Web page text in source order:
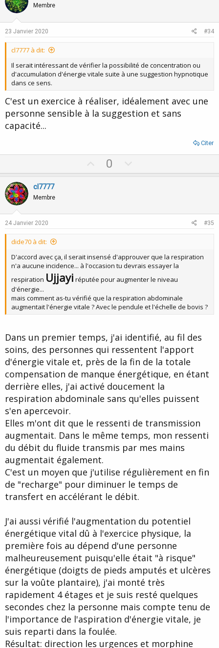
Membre
23 Janvier 2020 #34
cl7777 à dit:
Il serait intéressant de vérifier la possibilité de concentration ou
d'accumulation d'énergie vitale suite à une suggestion hypnotique
dans ce sens.
C'est un exercice à réaliser, idéalement avec une
personne sensible à la suggestion et sans
capacité...
Citer
p
t
0
o
v
cl7777
Membre
24 Janvier 2020 #35
dide70 à dit:
D'accord avec ça, il serait insensé d'approuver que la respiration
n'a aucune incidence... à l'occasion tu devrais essayer la
respiration Ujjayi réputée pour augmenter le niveau
d'énergie...
mais comment as-tu vérifié que la respiration abdominale
augmentait l'énergie vitale ? Avec le pendule et l'échelle de bovis ?
Dans un premier temps, j'ai identifié, au fil des
soins, des personnes qui ressentent l'apport
d'énergie vitale et, près de la fin de la totale
compensation de manque énergétique, en étant
derrière elles, j'ai activé doucement la
respiration abdominale sans qu'elles puissent
s'en apercevoir.
Elles m'ont dit que le ressenti de transmission
augmentait. Dans le même temps, mon ressenti
du débit du fluide transmis par mes mains
augmentait également.
C'est un moyen que j'utilise régulièrement en fin
de "recharge" pour diminuer le temps de
transfert en accélérant le débit.
J'ai aussi vérifié l'augmentation du potentiel
énergétique vital dû à l'exercice physique, la
première fois au dépend d'une personne
malheureusement puisqu'elle était "à risque"
énergétique (doigts de pieds amputés et ulcères
sur la voûte plantaire), j'ai monté très
rapidement 4 étages et je suis resté quelques
secondes chez la personne mais compte tenu de
l'importance de l'aspiration d'énergie vitale, je
suis reparti dans la foulée.
Résultat: direction les urgences et morphine